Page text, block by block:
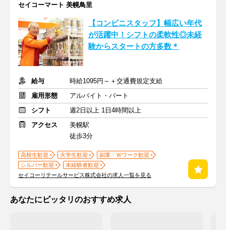
セイコーマート 美幌鳥里
【コンビニスタッフ】幅広い年代
が活躍中！シフトの柔軟性◎未経
験からスタートの方多数＊
給与
時給1095円～＋交通費規定支給
雇用形態
アルバイト・パート
シフト
週2日以上 1日4時間以上
アクセス
美幌駅
徒歩3分
高校生歓迎 大学生歓迎
副業・Ｗワーク歓迎
シルバー歓迎
未経験者歓迎
セイコーリテールサービス株式会社の求人一覧を見る
あなたにピッタリのおすすめ求人